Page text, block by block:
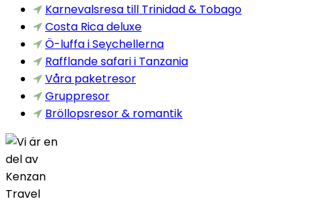
Karnevalsresa till Trinidad & Tobago
Costa Rica deluxe
Ö-luffa i Seychellerna
Rafflande safari i Tanzania
Våra paketresor
Gruppresor
Bröllopsresor & romantik